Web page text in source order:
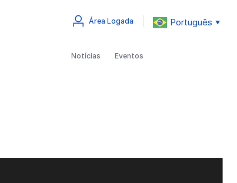
Área Logada Português ▼
Notícias Eventos